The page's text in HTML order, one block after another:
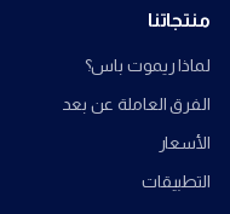
منتجاتنا
لماذا ريموت باس؟
الفرق العاملة عن بعد
الأسعار
التطبيقات